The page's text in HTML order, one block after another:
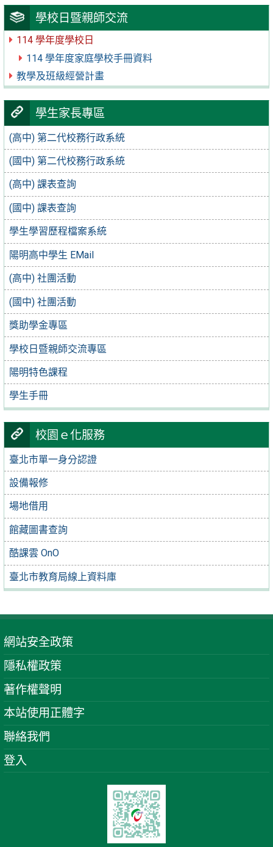
學校日暨親師交流
114 學年度學校日
114 學年度家庭學校手冊資料
教學及班級經營計畫
學生家長專區
(高中) 第二代校務行政系統
(國中) 第二代校務行政系統
(高中) 課表查詢
(國中) 課表查詢
學生學習歷程檔案系統
陽明高中學生 EMail
(高中) 社團活動
(國中) 社團活動
獎助學金專區
學校日暨親師交流專區
陽明特色課程
學生手冊
校園ｅ化服務
臺北市單一身分認證
設備報修
場地借用
館藏圖書查詢
酷課雲 OnO
臺北市教育局線上資料庫
網站安全政策
隱私權政策
著作權聲明
本站使用正體字
聯絡我們
登入